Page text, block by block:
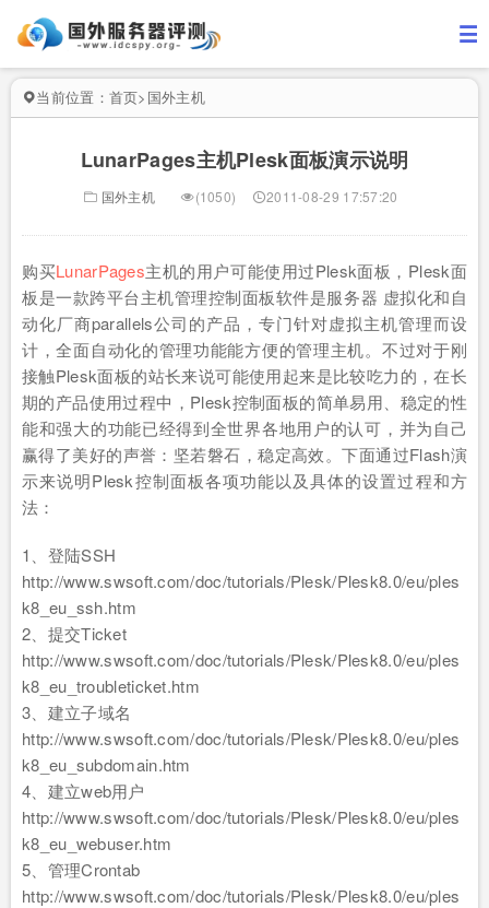
当前位置： 首页> 国外主机
LunarPages主机Plesk面板演示说明
国外主机 (1050) 2011-08-29 17:57:20
购买LunarPages主机的用户可能使用过Plesk面板，Plesk面
板是一款跨平台主机管理控制面板软件是服务器 虚拟化和自
动化厂商parallels公司的产品，专门针对虚拟主机管理而设
计，全面自动化的管理功能能方便的管理主机。不过对于刚
接触Plesk面板的站长来说可能使用起来是比较吃力的，在长
期的产品使用过程中，Plesk控制面板的简单易用、稳定的性
能和强大的功能已经得到全世界各地用户的认可，并为自己
赢得了美好的声誉：坚若磐石，稳定高效。下面通过Flash演
示来说明Plesk控制面板各项功能以及具体的设置过程和方
法：
1、登陆SSH
http://www.swsoft.com/doc/tutorials/Plesk/Plesk8.0/eu/ples
k8_eu_ssh.htm
2、提交Ticket
http://www.swsoft.com/doc/tutorials/Plesk/Plesk8.0/eu/ples
k8_eu_troubleticket.htm
3、建立子域名
http://www.swsoft.com/doc/tutorials/Plesk/Plesk8.0/eu/ples
k8_eu_subdomain.htm
4、建立web用户
http://www.swsoft.com/doc/tutorials/Plesk/Plesk8.0/eu/ples
k8_eu_webuser.htm
5、管理Crontab
http://www.swsoft.com/doc/tutorials/Plesk/Plesk8.0/eu/ples